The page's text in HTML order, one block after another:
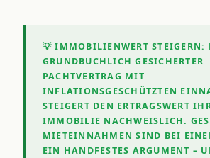
💡 IMMOBILIENWERT STEIGERN:
GRUNDBUCHLICH GESICHERTER
PACHTVERTRAG MIT
INFLATIONSGESCHÜTZTEN
STEIGERT DEN ERTRAGSWERT
IMMOBILIE NACHWEISLICH.
MIETEINNAHMEN SIND BEI
EIN HANDFESTES ARGUMENT –